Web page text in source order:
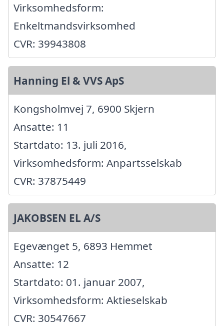
Virksomhedsform:
Enkeltmandsvirksomhed
CVR: 39943808
Hanning El & VVS ApS
Kongsholmvej 7, 6900 Skjern
Ansatte: 11
Startdato: 13. juli 2016,
Virksomhedsform: Anpartsselskab
CVR: 37875449
JAKOBSEN EL A/S
Egevænget 5, 6893 Hemmet
Ansatte: 12
Startdato: 01. januar 2007,
Virksomhedsform: Aktieselskab
CVR: 30547667